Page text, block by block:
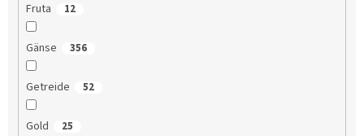
Fruta 12
Gänse 356
Getreide 52
Gold 25